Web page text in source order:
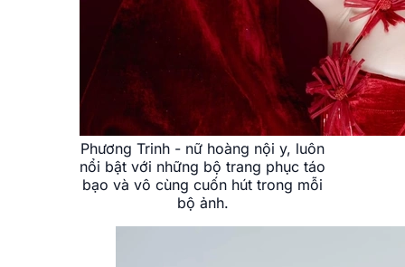
Phương Trinh - nữ hoàng nội y, luôn
nổi bật với những bộ trang phục táo
bạo và vô cùng cuốn hút trong mỗi
bộ ảnh.